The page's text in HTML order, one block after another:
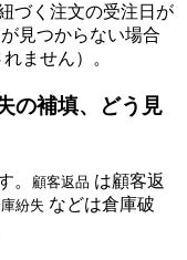
づく注文の受注日が
見つからない場合
ません）。
の補填、どう見
。 顧客返品 は顧客返
紛失 などは倉庫破